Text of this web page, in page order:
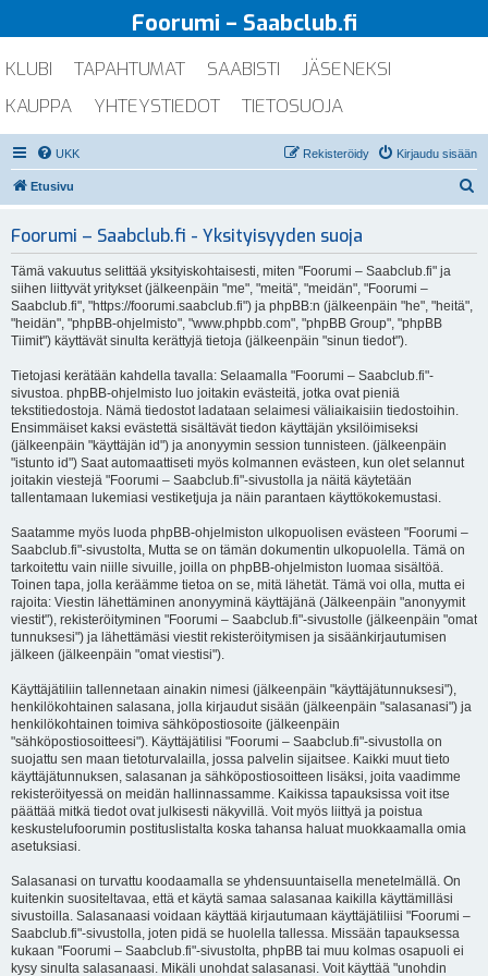
Foorumi – Saabclub.fi
KLUBI TAPAHTUMAT SAABISTI
JÄSENEKSI
KAUPPA
YHTEYSTIEDOT TIETOSUOJA
UKK Kirjaudu sisään
Rekisteröidy
Etusivu
Foorumi – Saabclub.fi - Yksityisyyden suoja
Tämä vakuutus selittää yksityiskohtaisesti, miten "Foorumi – Saabclub.fi" ja
siihen liittyvät yritykset (jälkeenpäin "me", "meitä", "meidän", "Foorumi –
Saabclub.fi", "https://foorumi.saabclub.fi") ja phpBB:n (jälkeenpäin "he", "heitä",
"heidän", "phpBB-ohjelmisto", "www.phpbb.com", "phpBB Group", "phpBB
Tiimit") käyttävät sinulta kerättyjä tietoja (jälkeenpäin "sinun tiedot").
Tietojasi kerätään kahdella tavalla: Selaamalla "Foorumi – Saabclub.fi"-
sivustoa. phpBB-ohjelmisto luo joitakin evästeitä, jotka ovat pieniä
tekstitiedostoja. Nämä tiedostot ladataan selaimesi väliaikaisiin tiedostoihin.
Ensimmäiset kaksi evästettä sisältävät tiedon käyttäjän yksilöimiseksi
(jälkeenpäin "käyttäjän id") ja anonyymin session tunnisteen. (jälkeenpäin
"istunto id") Saat automaattiseti myös kolmannen evästeen, kun olet selannut
joitakin viestejä "Foorumi – Saabclub.fi"-sivustolla ja näitä käytetään
tallentamaan lukemiasi vestiketjuja ja näin parantaen käyttökokemustasi.
Saatamme myös luoda phpBB-ohjelmiston ulkopuolisen evästeen "Foorumi –
Saabclub.fi"-sivustolta, Mutta se on tämän dokumentin ulkopuolella. Tämä on
tarkoitettu vain niille sivuille, joilla on phpBB-ohjelmiston luomaa sisältöä.
Toinen tapa, jolla keräämme tietoa on se, mitä lähetät. Tämä voi olla, mutta ei
rajoita: Viestin lähettäminen anonyyminä käyttäjänä (Jälkeenpäin "anonyymit
viestit"), rekisteröityminen "Foorumi – Saabclub.fi"-sivustolle (jälkeenpäin "omat
tunnuksesi") ja lähettämäsi viestit rekisteröitymisen ja sisäänkirjautumisen
jälkeen (jälkeenpäin "omat viestisi").
Käyttäjätiliin tallennetaan ainakin nimesi (jälkeenpäin "käyttäjätunnuksesi"),
henkilökohtainen salasana, jolla kirjaudut sisään (jälkeenpäin "salasanasi") ja
henkilökohtainen toimiva sähköpostiosoite (jälkeenpäin
"sähköpostiosoitteesi"). Käyttäjätilisi "Foorumi – Saabclub.fi"-sivustolla on
suojattu sen maan tietoturvalailla, jossa palvelin sijaitsee. Kaikki muut tieto
käyttäjätunnuksen, salasanan ja sähköpostiosoitteen lisäksi, joita vaadimme
rekisteröityessä on meidän hallinnassamme. Kaikissa tapauksissa voit itse
päättää mitkä tiedot ovat julkisesti näkyvillä. Voit myös liittyä ja poistua
keskustelufoorumin postituslistalta koska tahansa haluat muokkaamalla omia
asetuksiasi.
Salasanasi on turvattu koodaamalla se yhdensuuntaisella menetelmällä. On
kuitenkin suositeltavaa, että et käytä samaa salasanaa kaikilla käyttämilläsi
sivustoilla. Salasanaasi voidaan käyttää kirjautumaan käyttäjätiliisi "Foorumi –
Saabclub.fi"-sivustolla, joten pidä se huolella tallessa. Missään tapauksessa
kukaan "Foorumi – Saabclub.fi"-sivustolta, phpBB tai muu kolmas osapuoli ei
kysy sinulta salasanaasi. Mikäli unohdat salasanasi. Voit käyttää "unohdin